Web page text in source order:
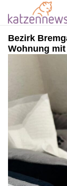
Bezirk
Wohnung mit